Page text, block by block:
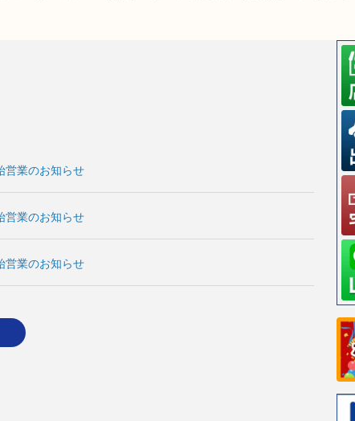
営業のお知らせ
営業のお知らせ
営業のお知らせ